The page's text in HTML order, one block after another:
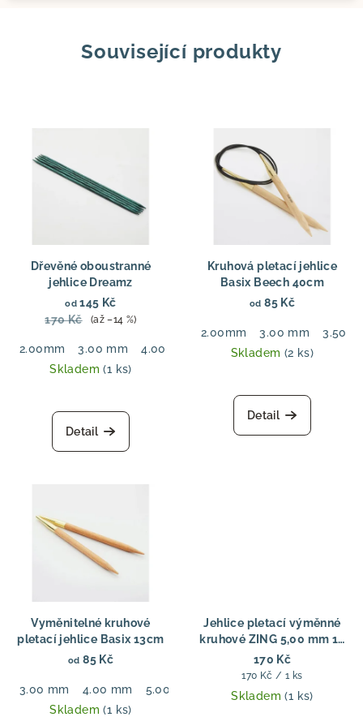
Související produkty
Dřevěné oboustranné
jehlice Dreamz
od 145 Kč
170 Kč
(až –14 %)
2.00mm 3.00 mm 4.00 mm 5.50 mm 6.00 mm
Skladem(1 ks)
Detail
Kruhová pletací jehlice
Basix Beech 40cm
od 85 Kč
2.00mm 3.00 mm
3.50
Skladem (2 ks)
Detail
Vyměnitelné kruhové
pletací jehlice Basix 13cm
od 85 Kč
3.00 mm 4.00 mm 5.00 mm 6.00 mm 7.00 mm
Skladem(1 ks)
Jehlice pletací výměnné
kruhové ZING 5,00 mm 13
cm
170 Kč
Měrná
cena:
170 Kč / 1 ks
Skladem(1 ks)